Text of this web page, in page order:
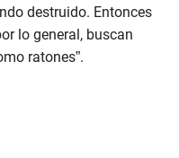
destruido. Entonces
lo general, buscan
ratones”.